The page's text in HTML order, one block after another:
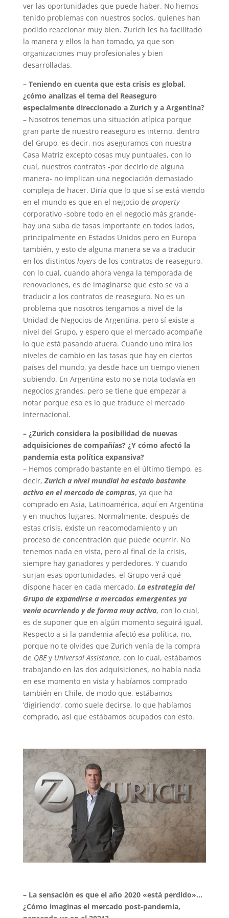
ver las oportunidades que puede haber. No hemos
tenido problemas con nuestros socios, quienes han
podido reaccionar muy bien. Zurich les ha facilitado
la manera y ellos la han tomado, ya que son
organizaciones muy profesionales y bien
desarrolladas.
– Teniendo en cuenta que esta crisis es global,
¿cómo analizas el tema del Reaseguro
especialmente direccionado a Zurich y a Argentina?
– Nosotros tenemos una situación atípica porque
gran parte de nuestro reaseguro es interno, dentro
del Grupo, es decir, nos aseguramos con nuestra
Casa Matriz excepto cosas muy puntuales, con lo
cual, nuestros contratos -por decirlo de alguna
manera- no implican una negociación demasiado
compleja de hacer. Diría que lo que sí se está viendo
en el mundo es que en el negocio de property
corporativo -sobre todo en el negocio más grande-
hay una suba de tasas importante en todos lados,
principalmente en Estados Unidos pero en Europa
también, y esto de alguna manera se va a traducir
en los distintos layersde los contratos de reaseguro,
con lo cual, cuando ahora venga la temporada de
renovaciones, es de imaginarse que esto se va a
traducir a los contratos de reaseguro. No es un
problema que nosotros tengamos a nivel de la
Unidad de Negocios de Argentina, pero sí existe a
nivel del Grupo, y espero que el mercado acompañe
lo que está pasando afuera. Cuando uno mira los
niveles de cambio en las tasas que hay en ciertos
países del mundo, ya desde hace un tiempo vienen
subiendo. En Argentina esto no se nota todavía en
negocios grandes, pero se tiene que empezar a
notar porque eso es lo que traduce el mercado
internacional.
– ¿Zurich considera la posibilidad de nuevas
adquisiciones de compañías? ¿Y cómo afectó la
pandemia esta política expansiva?
– Hemos comprado bastante en el último tiempo, es
decir, Zurich a nivel mundial ha estado bastante
activo en el mercado de compras, ya que ha
comprado en Asia, Latinoamérica, aquí en Argentina
y en muchos lugares. Normalmente, después de
estas crisis, existe un reacomodamiento y un
proceso de concentración que puede ocurrir. No
tenemos nada en vista, pero al final de la crisis,
siempre hay ganadores y perdedores. Y cuando
surjan esas oportunidades, el Grupo verá qué
dispone hacer en cada mercado. La estrategia del
Grupo de expandirse a mercados emergentes ya
venía ocurriendo y de forma muy activa, con lo cual,
es de suponer que en algún momento seguirá igual.
Respecto a si la pandemia afectó esa política, no,
porque no te olvides que Zurich venía de la compra
de QBEy Universal Assistance, con lo cual, estábamos
trabajando en las dos adquisiciones, no había nada
en ese momento en vista y habíamos comprado
también en Chile, de modo que, estábamos
‘digiriendo’, como suele decirse, lo que habíamos
comprado, así que estábamos ocupados con esto.
– La sensación es que el año 2020 «está perdido»…
¿Cómo imaginas el mercado post-pandemia,